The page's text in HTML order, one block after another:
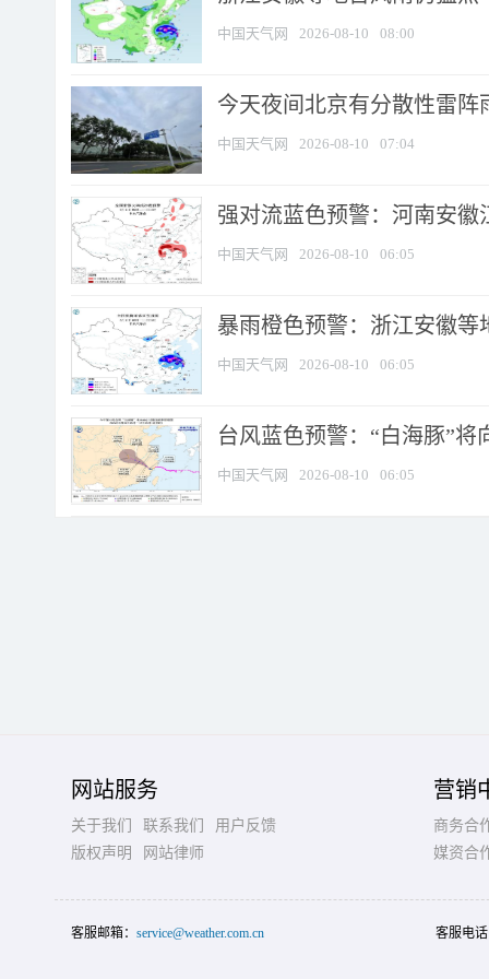
中国天气网 2026-08-10 08:00
今天夜间北京有分散性雷
中国天气网 2026-08-10 07:04
强对流蓝色预警：河南安徽
中国天气网 2026-08-10 06:05
暴雨橙色预警：浙江安徽等
中国天气网 2026-08-10 06:05
台风蓝色预警：“白海豚”
中国天气网 2026-08-10 06:05
网站服务
关于我们 联系我们
用户反馈
版权声明
网站律师
营销
商务合
媒资合
客服邮箱： service@weather.com.cn 客服电